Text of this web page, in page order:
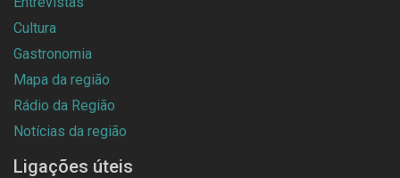
Cultura
Gastronomia
Mapa da região
Rádio da Região
Notícias da região
Ligações úteis